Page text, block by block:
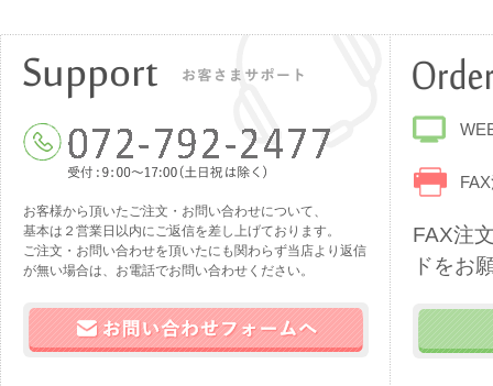
お客様から頂いたご注文・お問い合わせについて、
基本は２営業日以内にご返信を差し上げております。
ご注文・お問い合わせを頂いたにも関わらず当店より返信
が無い場合は、お電話でお問い合わせください。
FAX注
ドをお